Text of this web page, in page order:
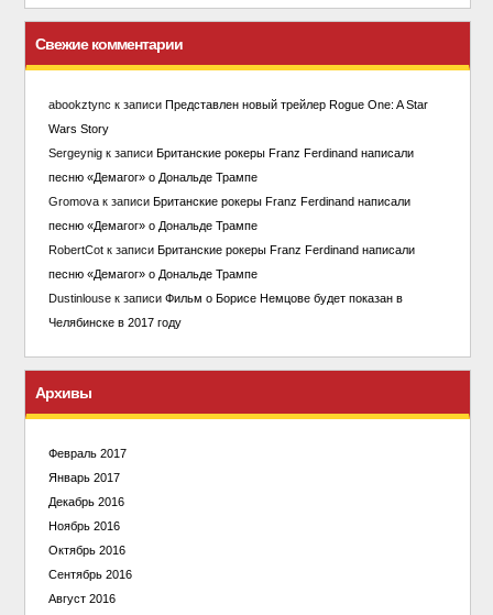
Свежие комментарии
abookztync к записи Представлен новый трейлер Rogue One: A Star
Wars Story
Sergeynigк записи Британские рокеры Franz Ferdinand написали
песню «Демагог» о Дональде Трампе
Gromovaк записи Британские рокеры Franz Ferdinand написали
песню «Демагог» о Дональде Трампе
RobertCotк записи Британские рокеры Franz Ferdinand написали
песню «Демагог» о Дональде Трампе
Dustinlouseк записи Фильм о Борисе Немцове будет показан в
Челябинске в 2017 году
Архивы
Февраль 2017
Январь 2017
Декабрь 2016
Ноябрь 2016
Октябрь 2016
Сентябрь 2016
Август 2016